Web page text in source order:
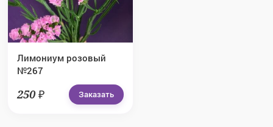
Лимониум розовый
№267
250 ₽ Заказать